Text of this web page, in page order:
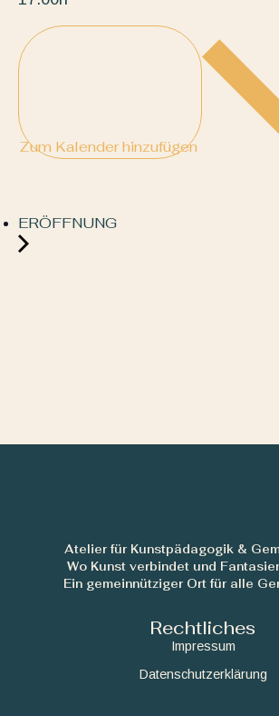
Zum Kalender hinzufügen
ERÖFFNUNG
Atelier für Kunstpädagogik &
Wo Kunst verbindet und
Ein gemeinnütziger Ort für alle
Rechtliches
Impressum
Datenschutzerklärung